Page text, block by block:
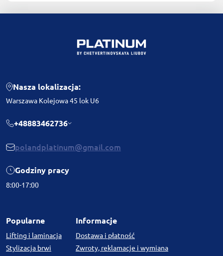
Nasza lokalizacja:
Warszawa Kolejowa 45 lok U6
+48883462736
polandplatinum@gmail.com
Godziny pracy
8:00-17:00
Popularne
Lifting i laminacja
Stylizacja brwi
Informacje
Dostawa i płatność
Zwroty, reklamacje i wymiana